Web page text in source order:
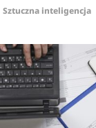
Sztuczna inteligencja